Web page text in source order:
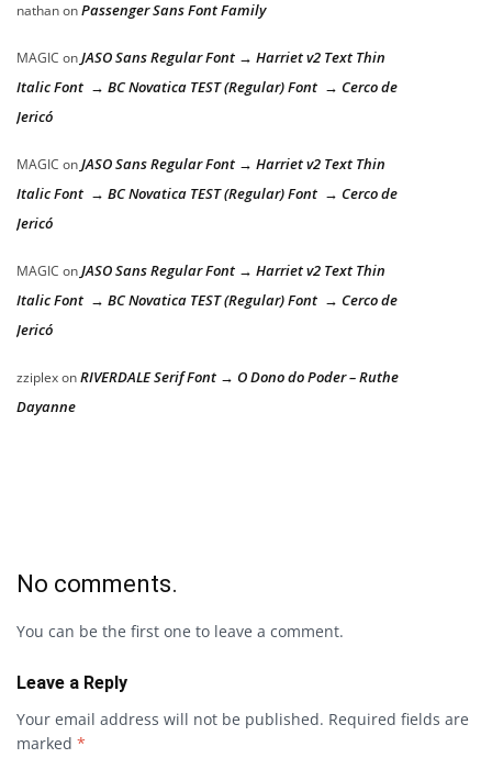
nathanonPassenger Sans Font Family
MAGIC onJASO Sans Regular Font → Harriet v2 Text Thin
Italic Font → BC Novatica TEST (Regular) Font → Cerco de
Jericó
MAGIC onJASO Sans Regular Font → Harriet v2 Text Thin
Italic Font → BC Novatica TEST (Regular) Font → Cerco de
Jericó
MAGIC onJASO Sans Regular Font → Harriet v2 Text Thin
Italic Font → BC Novatica TEST (Regular) Font → Cerco de
Jericó
zziplexonRIVERDALE Serif Font → O Dono do Poder – Ruthe
Dayanne
No comments.
You can be the first one to leave a comment.
Leave a Reply
Your email address will not be published. Required fields are
marked *